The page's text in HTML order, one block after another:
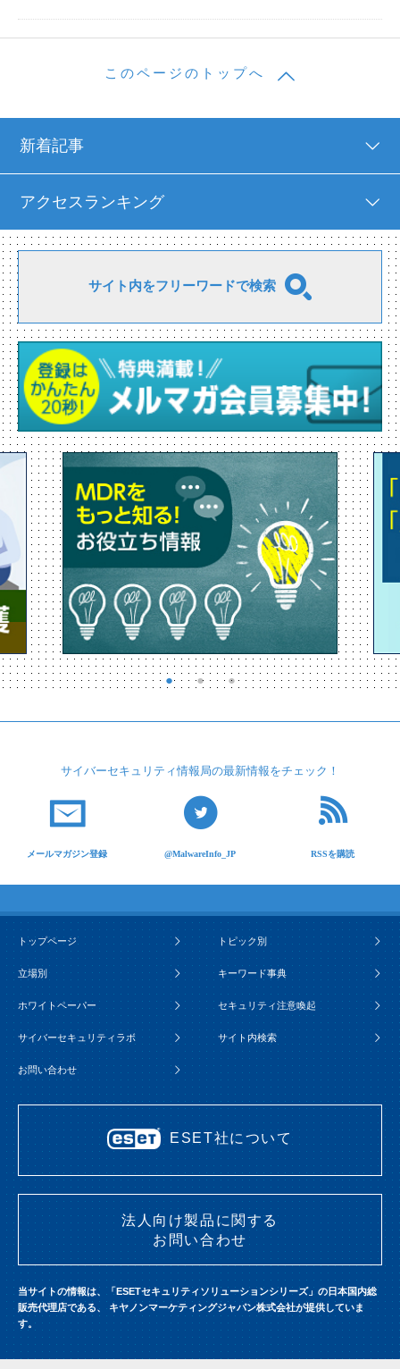
このページのトップへ
新着記事
アクセスランキング
サイト内をフリーワードで検索
サイバーセキュリティ情報局の最新情報をチェック！
メールマガジン登録 @MalwareInfo_JP RSSを購読
トップページ トピック別
立場別 キーワード事典
ホワイトペーパー セキュリティ注意喚起
サイバーセキュリティラボ サイト内検索
お問い合わせ
ESET社について
法人向け製品に関する
お問い合わせ
当サイトの情報は、「ESETセキュリティソリューションシリーズ」の日本国内総
販売代理店である、 キヤノンマーケティングジャパン株式会社が提供していま
す。